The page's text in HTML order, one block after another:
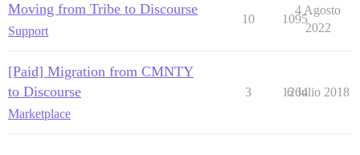
Moving from Tribe to Discourse
Support
10 1095
4 Agosto
2022
[Paid] Migration from CMNTY
to Discourse
Marketplace
3 1264
6 Julio 2018